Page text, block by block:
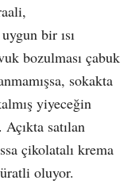
bir ısı
bozulması çabuk
sokakta
yiyeceğin
satılan
çikolatalı krema
oluyor.